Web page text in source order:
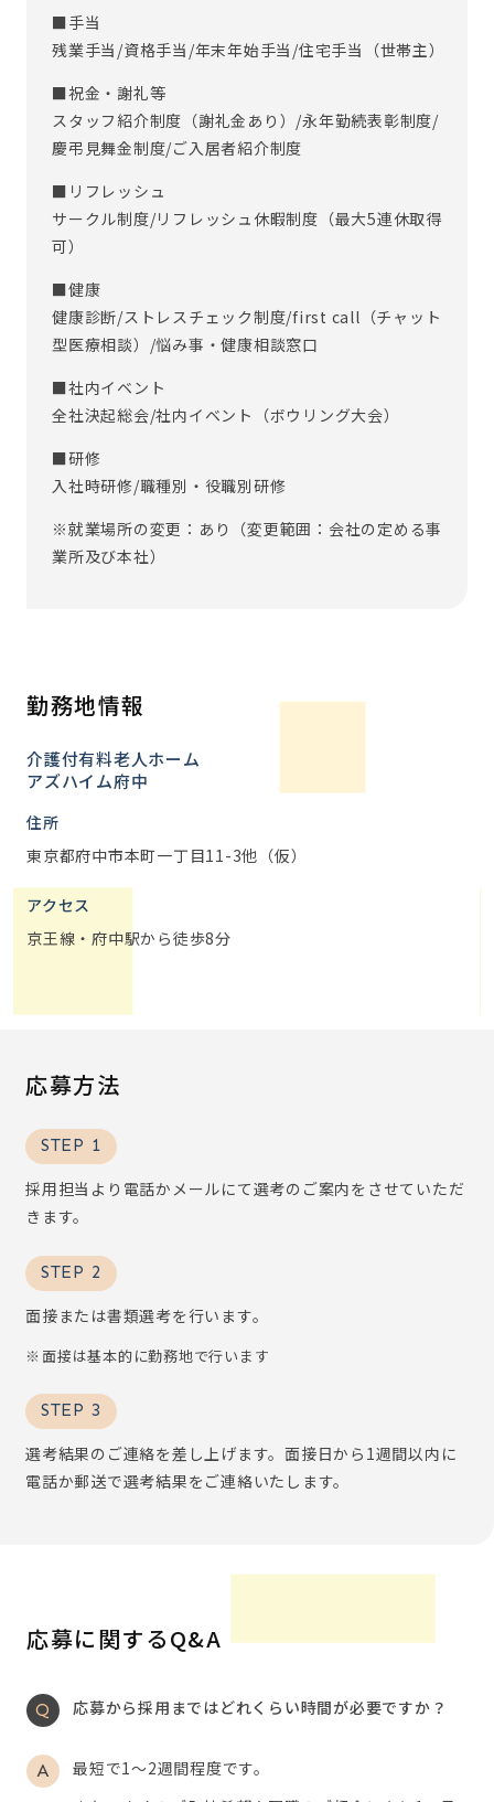
■手当
残業手当/資格手当/年末年始手当/住宅手当（世帯主）
■祝金・謝礼等
スタッフ紹介制度（謝礼金あり）/永年勤続表彰制度/
慶弔見舞金制度/ご入居者紹介制度
■リフレッシュ
サークル制度/リフレッシュ休暇制度（最大5連休取得
可）
■健康
健康診断/ストレスチェック制度/first call（チャット
型医療相談）/悩み事・健康相談窓口
■社内イベント
全社決起総会/社内イベント（ボウリング大会）
■研修
入社時研修/職種別・役職別研修
※就業場所の変更：あり（変更範囲：会社の定める事
業所及び本社）
勤務地情報
介護付有料老人ホーム
アズハイム府中
住所
東京都府中市本町一丁目11-3他（仮）
アクセス
京王線・府中駅から徒歩8分
応募方法
STEP 1
採用担当より電話かメールにて選考のご案内をさせていただ
きます。
STEP 2
面接または書類選考を行います。
面接は基本的に勤務地で行います
STEP 3
選考結果のご連絡を差し上げます。面接日から1週間以内に
電話か郵送で選考結果をご連絡いたします。
応募に関するQ&A
応募から採用まではどれくらい時間が必要ですか？
最短で1～2週間程度です。